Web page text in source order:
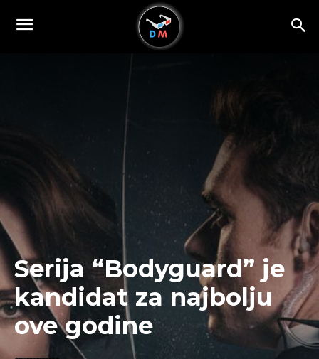
Serija “Bodyguard” je
kandidat za najbolju
ove godine